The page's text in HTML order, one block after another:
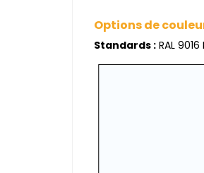
Options de
Standards : RAL